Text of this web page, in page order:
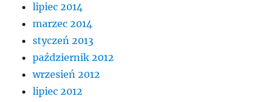
lipiec 2014
marzec 2014
styczeń 2013
październik 2012
wrzesień 2012
lipiec 2012